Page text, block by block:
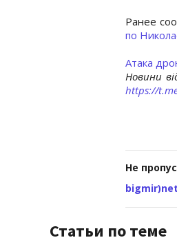
Ранее
по
Атака
Новини
https://
Не
Статьи по теме